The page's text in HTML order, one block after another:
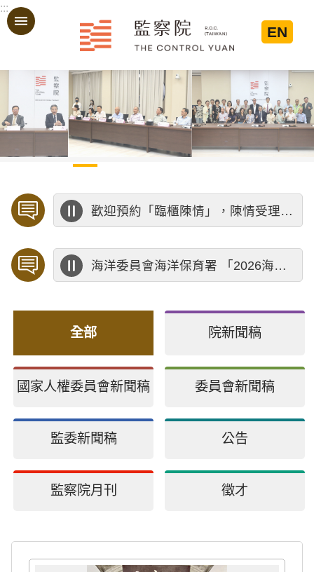
跳到主要內容區塊
:::
EN
歡迎預約「臨櫃陳情」，陳情受理中心將優先排定人員與您接談，釐清案情爭點後收案處理，以節省您的寶貴時間。
海洋委員會海洋保育署 「2026海洋保育創意短影音競賽」活動
全部 院新聞稿
國家人權委員會新聞稿 委員會新聞稿
監委新聞稿 公告
監察院月刊 徵才